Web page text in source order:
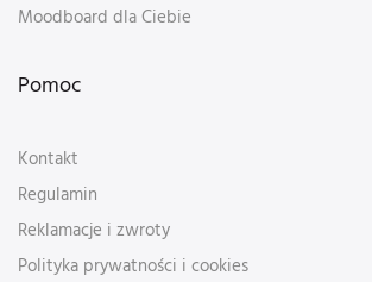
Moodboard dla Ciebie
Pomoc
Kontakt
Regulamin
Reklamacje i zwroty
Polityka prywatności i cookies